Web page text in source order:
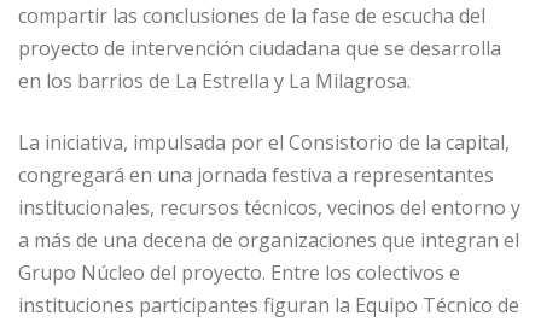
compartir las conclusiones de la fase de escucha del
proyecto de intervención ciudadana que se desarrolla
en los barrios de La Estrella y La Milagrosa.
La iniciativa, impulsada por el Consistorio de la capital,
congregará en una jornada festiva a representantes
institucionales, recursos técnicos, vecinos del entorno y
a más de una decena de organizaciones que integran el
Grupo Núcleo del proyecto. Entre los colectivos e
instituciones participantes figuran la Equipo Técnico de